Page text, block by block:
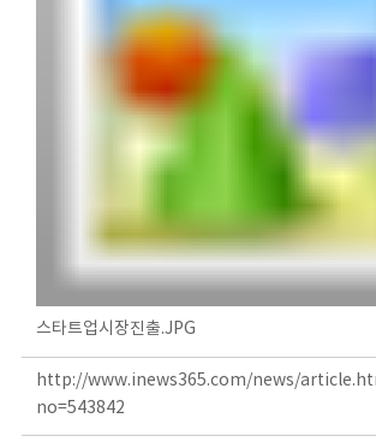
스타트업시장진출.JPG
http://www.inews365.com/news/
no=543842